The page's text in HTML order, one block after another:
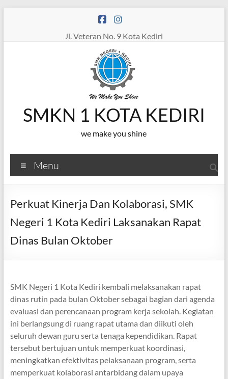
Jl. Veteran No. 9 Kota Kediri
SMKN 1 KOTA KEDIRI
we make you shine
Menu
Perkuat Kinerja Dan Kolaborasi, SMK
Negeri 1 Kota Kediri Laksanakan Rapat
Dinas Bulan Oktober
SMK Negeri 1 Kota Kediri kembali melaksanakan rapat
dinas rutin pada bulan Oktober sebagai bagian dari agenda
evaluasi dan perencanaan program kerja sekolah. Kegiatan
ini berlangsung di ruang rapat utama dan diikuti oleh
seluruh dewan guru serta tenaga kependidikan. Rapat
tersebut bertujuan untuk memperkuat koordinasi,
meningkatkan efektivitas pelaksanaan program, serta
memperkuat kolaborasi antarbidang dalam upaya